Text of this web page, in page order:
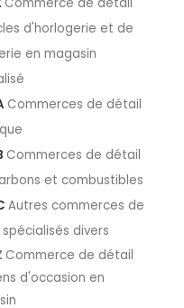
d'horlogerie et de
en magasin
Commerces de détail
Commerces de détail
et combustibles
Autres commerces de
divers
Commerce de détail
d'occasion en